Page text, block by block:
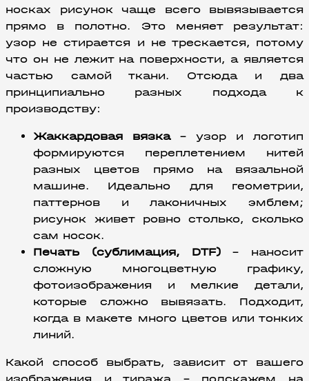
носках рисунок чаще всего вывязывается
прямо в полотно. Это меняет результат:
узор не стирается и не трескается, потому
что он не лежит на поверхности, а является
частью самой ткани. Отсюда и два
принципиально разных подхода к
производству:
Жаккардовая вязка – узор и логотип
формируются переплетением нитей
разных цветов прямо на вязальной
машине. Идеально для геометрии,
паттернов и лаконичных эмблем;
рисунок живет ровно столько, сколько
сам носок.
Печать (сублимация, DTF) – наносит
сложную многоцветную графику,
фотоизображения и мелкие детали,
которые сложно вывязать. Подходит,
когда в макете много цветов или тонких
линий.
Какой способ выбрать, зависит от вашего
изображения и тиража – подскажем на